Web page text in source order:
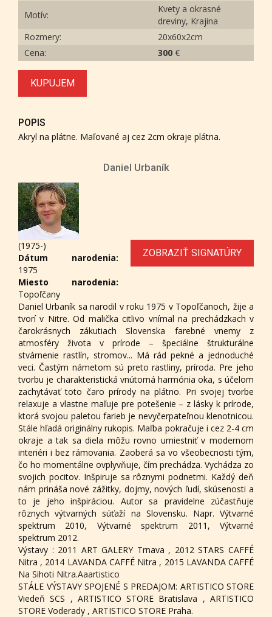
Motív:
Kvety a okrasné
dreviny, Krajina
Rozmery:
20x60x2cm
Cena:
300 €
KUPUJEM
POPIS
Akryl na plátne. Maľované aj cez 2cm okraje plátna.
Daniel Urbaník
ZOBRAZIŤ SIGNATÚRY
(1975-)
Dátum narodenia:
1975
Miesto narodenia:
Topoľčany
Daniel Urbaník sa narodil v roku 1975 v Topoľčanoch, žije a
tvorí v Nitre. Od malička citlivo vnímal na prechádzkach v
čarokrásnych zákutiach Slovenska farebné vnemy z
atmosféry života v prírode – špeciálne štrukturálne
stvárnenie rastlín, stromov... Má rád pekné a jednoduché
veci. Častým námetom sú preto rastliny, príroda. Pre jeho
tvorbu je charakteristická vnútorná harmónia oka, s účelom
zachytávať toto čaro prírody na plátno. Pri svojej tvorbe
relaxuje a vlastne maľuje pre potešenie – z lásky k prírode,
ktorá svojou paletou farieb je nevyčerpateľnou klenotnicou.
Stále hľadá originálny rukopis. Maľba pokračuje i cez 2-4 cm
okraje a tak sa diela môžu rovno umiestniť v modernom
interiéri i bez rámovania. Zaoberá sa vo všeobecnosti tým,
čo ho momentálne ovplyvňuje, čím prechádza. Vychádza zo
svojich pocitov. Inšpiruje sa rôznymi podnetmi. Každý deň
nám prináša nové zážitky, dojmy, nových ľudí, skúsenosti a
to je jeho inšpiráciou. Autor sa pravidelne zúčastňuje
rôznych výtvarných súťaží na Slovensku. Napr. Výtvarné
spektrum 2010, Výtvarné spektrum 2011, Výtvarné
spektrum 2012.
Výstavy : 2011 ART GALERY Trnava , 2012 STARS CAFFÉ
Nitra , 2014 LAVANDA CAFFÉ Nitra , 2015 LAVANDA CAFFÉ
Na Sihoti Nitra.Aaartistico
STÁLE VÝSTAVY SPOJENÉ S PREDAJOM: ARTISTICO STORE
Viedeň SCS , ARTISTICO STORE Bratislava , ARTISTICO
STORE Voderady , ARTISTICO STORE Praha.